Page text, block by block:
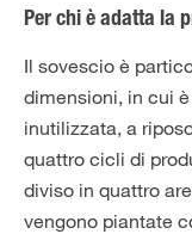
Per chi è adatta la
Il sovescio è
dimensioni, in cui
inutilizzata, a
quattro cicli di
diviso in quattro
vengono piantate